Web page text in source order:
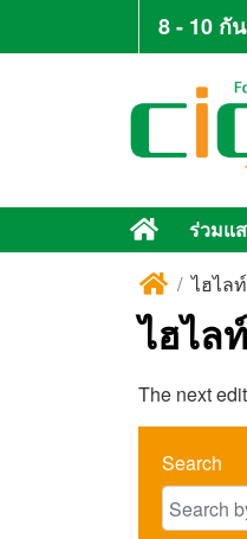
8 - 10 กั
ร่วมแ
ไฮไล
ไฮไ
The next
Search